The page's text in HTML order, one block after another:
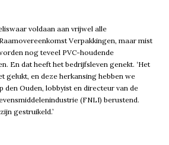
voldaan aan vrijwel alle
Verpakkingen, maar mist
nog teveel PVC-houdende
En dat heeft het bedrijfsleven genekt. ‘Het
gelukt, en deze herkansing hebben we
den Ouden, lobbyist en directeur van de
(FNLI) berustend.
gestruikeld.’